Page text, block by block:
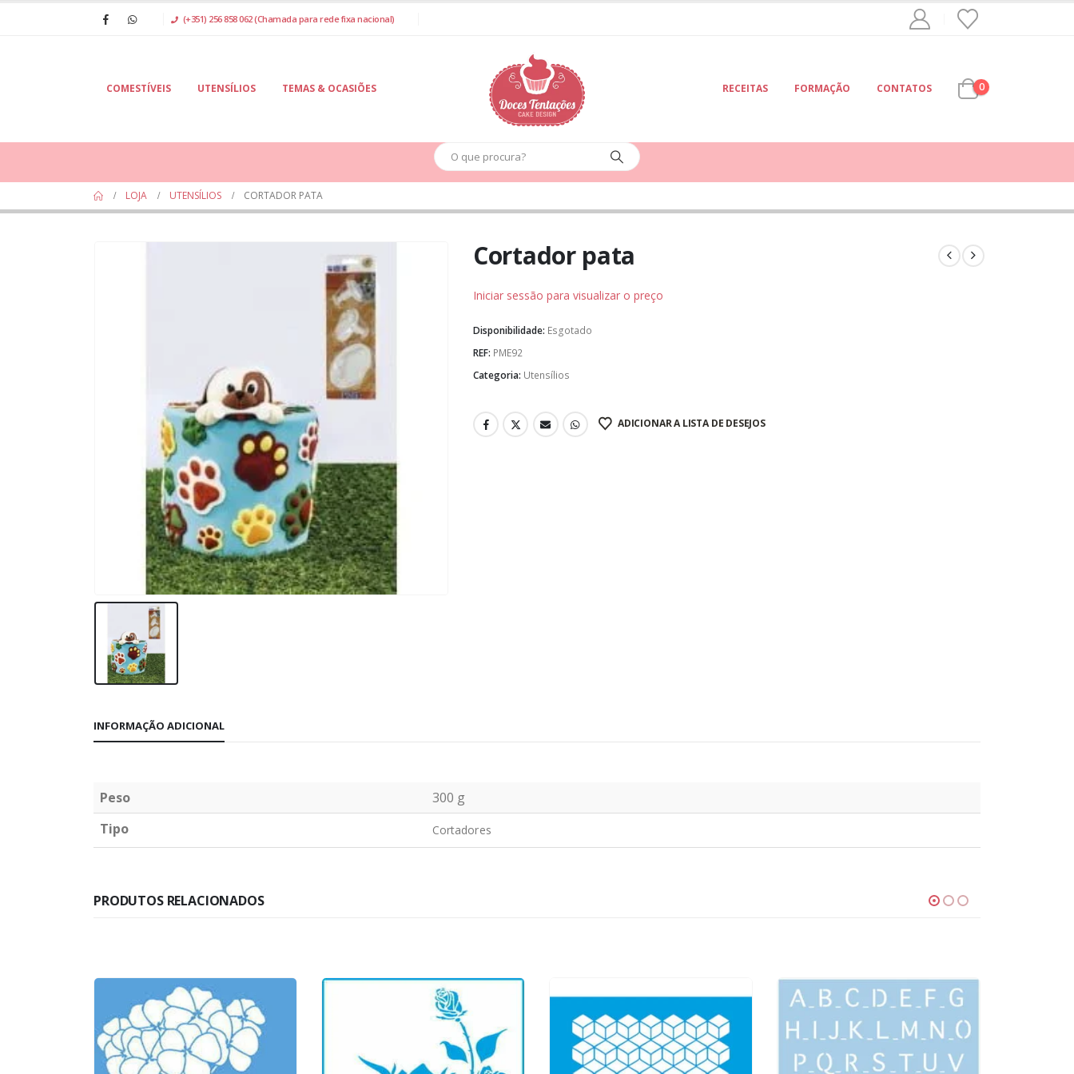
(+351) 256 858 062 (Chamada para rede fixa nacional)
COMESTÍVEIS UTENSÍLIOS TEMAS & OCASIÕES RECEITAS FORMAÇÃO CONTATOS 0
LOJA UTENSÍLIOS CORTADOR PATA
Cortador pata
Iniciar sessão para visualizar o preço
Disponibilidade: Esgotado
REF: PME92
Categoria: Utensílios
ADICIONAR A LISTA DE DESEJOS
INFORMAÇÃO ADICIONAL
Peso
300 g
Tipo
Cortadores
PRODUTOS RELACIONADOS